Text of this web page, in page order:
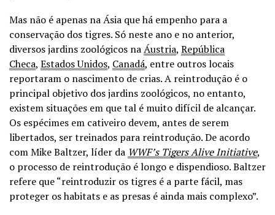
Mas não é apenas na Ásia que há empenho para a
conservação dos tigres. Só neste ano e no anterior,
diversos jardins zoológicos naÁustria, República
Checa, Estados Unidos, Canadá, entre outros locais
reportaram o nascimento de crias. A reintrodução é o
principal objetivo dos jardins zoológicos, no entanto,
existem situações em que tal é muito difícil de alcançar.
Os espécimes em cativeiro devem, antes de serem
libertados, ser treinados para reintrodução. De acordo
com Mike Baltzer, líder da WWF’s Tigers Alive Initiative,
o processo de reintrodução é longo e dispendioso. Baltzer
refere que “reintroduzir os tigres é a parte fácil, mas
proteger os habitats e as presas é ainda mais complexo”.